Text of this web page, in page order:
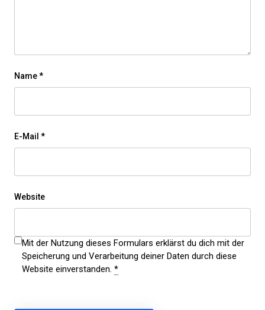
Name*
E-Mail *
Website
Mit der Nutzung dieses Formulars erklärst du dich mit der
Speicherung und Verarbeitung deiner Daten durch diese
Website einverstanden. *